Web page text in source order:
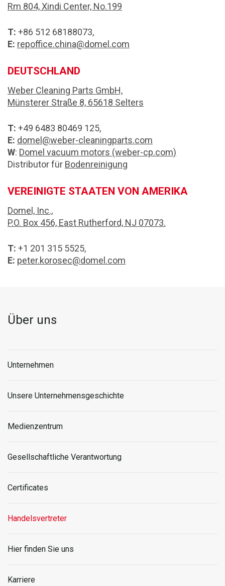
Rm 804, Xindi Center, No.199
T: +86 512 68188073,
E: repoffice.china@domel.com
DEUTSCHLAND
Weber Cleaning Parts GmbH,
Münsterer Straße 8, 65618 Selters
T: +49 6483 80469 125,
E: domel@weber-cleaningparts.com
W: Domel vacuum motors (weber-cp.com)
Distributor für Bodenreinigung
VEREINIGTE STAATEN VON AMERIKA
Domel, Inc.,
P.O. Box 456, East Rutherford, NJ 07073.
T: +1 201 315 5525,
E: peter.korosec@domel.com
Über uns
Unternehmen
Unsere Unternehmensgeschichte
Medienzentrum
Gesellschaftliche Verantwortung
Certificates
Handelsvertreter
Hier finden Sie uns
Karriere